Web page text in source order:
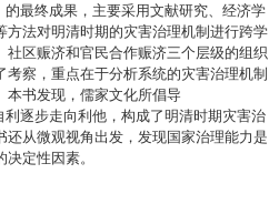
的最终成果，主要采用文献研究、经济学
方法对明清时期的灾害治理机制进行跨学
区赈济和官民合作赈济三个层级的组织
察，重点在于分析系统的灾害治理机制
本书发现，儒家文化所倡导
利逐步走向利他，构成了明清时期灾害治
从微观视角出发，发现国家治理能力是
定性因素。